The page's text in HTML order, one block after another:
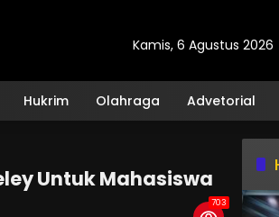
Kamis, 6 Agustus 2026
Hukrim Olahraga Advetorial
Untuk Mahasiswa
703